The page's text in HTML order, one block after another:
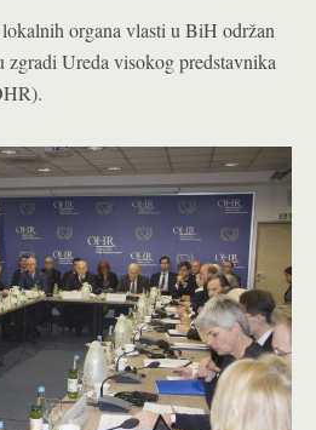
organa vlasti u BiH održan
zgradi Ureda visokog predstavnika